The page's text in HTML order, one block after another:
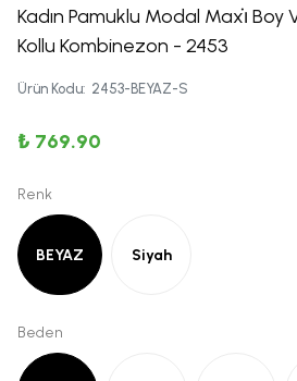
Kadın Pamuklu Modal Maxi̇ Boy
Kollu Kombinezon - 2453
Ürün Kodu: 2453-BEYAZ-S
₺ 769.90
Renk
BEYAZ Siyah
Beden